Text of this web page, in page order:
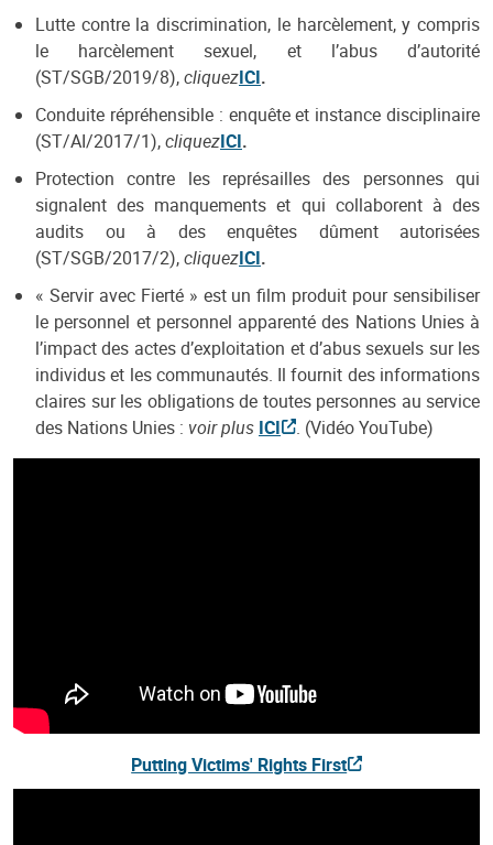
Lutte contre la discrimination, le harcèlement, y compris
le harcèlement sexuel, et l’abus d’autorité
(ST/SGB/2019/8),cliquezICI.
Conduite répréhensible : enquête et instance disciplinaire
(ST/AI/2017/1),cliquezICI.
Protection contre les représailles des personnes qui
signalent des manquements et qui collaborent à des
audits ou à des enquêtes dûment autorisées
(ST/SGB/2017/2),cliquezICI.
« Servir avec Fierté » est un film produit pour sensibiliser
le personnel et personnel apparenté des Nations Unies à
l’impact des actes d’exploitation et d’abus sexuels sur les
individus et les communautés. Il fournit des informations
claires sur les obligations de toutes personnes au service
des Nations Unies : voir plus ICI . (Vidéo YouTube)
Putting Victims' Rights First